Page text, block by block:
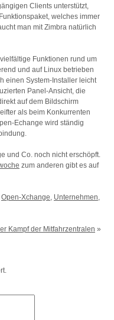
Clients unterstützt,
welches immer
man mit Zimbra natürlich
Funktionen rund um
und auf Linux betrieben
einen System-Installer leicht
Panel-Ansicht, die
auf dem Bildschirm
als beim Konkurrenten
Echange wird ständig
und Co. noch nicht erschöpft.
zum anderen gibt es auf
Open-Xchange, Unternehmen,
Kampf der Mitfahrzentralen »